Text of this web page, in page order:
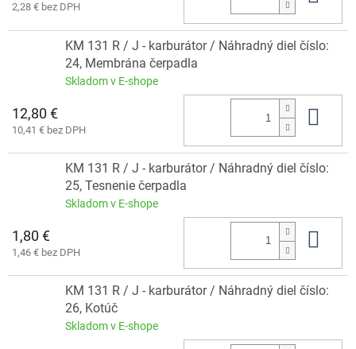
2,28 € bez DPH
KM 131 R / J - karburátor / Náhradný diel číslo:
24, Membrána čerpadla
Skladom v E-shope
12,80 €
10,41 € bez DPH
KM 131 R / J - karburátor / Náhradný diel číslo:
25, Tesnenie čerpadla
Skladom v E-shope
1,80 €
1,46 € bez DPH
KM 131 R / J - karburátor / Náhradný diel číslo:
26, Kotúč
Skladom v E-shope